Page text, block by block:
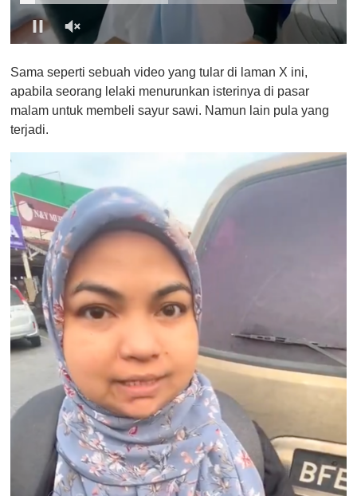
f
1
m
i
n
t
e
0
Sama seperti sebuah video yang tular di laman X ini,
apabila seorang lelaki menurunkan isterinya di pasar
malam untuk membeli sayur sawi. Namun lain pula yang
terjadi.